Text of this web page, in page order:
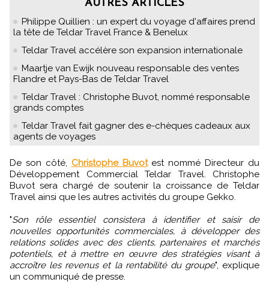
AUTRES ARTICLES
Philippe Quillien : un expert du voyage d'affaires prend
la tête de Teldar Travel France & Benelux
Teldar Travel accélère son expansion internationale
Maartje van Ewijk nouveau responsable des ventes
Flandre et Pays-Bas de Teldar Travel
Teldar Travel : Christophe Buvot, nommé responsable
grands comptes
Teldar Travel fait gagner des e-chèques cadeaux aux
agents de voyages
De son côté, Christophe Buvotest nommé Directeur du
Développement Commercial Teldar Travel. Christophe
Buvot sera chargé de soutenir la croissance de Teldar
Travel ainsi que les autres activités du groupe Gekko.
"Son rôle essentiel consistera à identifier et saisir de
nouvelles opportunités commerciales, à développer des
relations solides avec des clients, partenaires et marchés
potentiels, et à mettre en œuvre des stratégies visant à
accroître les revenus et la rentabilité du groupe", explique
un communiqué de presse.